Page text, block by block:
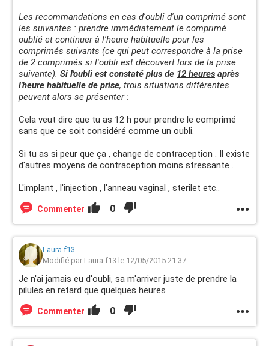
Les recommandations en cas d'oubli d'un comprimé sont
les suivantes : prendre immédiatement le comprimé
oublié et continuer à l'heure habituelle pour les
comprimés suivants (ce qui peut correspondre à la prise
de 2 comprimés si l'oubli est découvert lors de la prise
suivante). Si l'oubli est constaté plus de 12 heures après
l'heure habituelle de prise, trois situations différentes
peuvent alors se présenter :
Cela veut dire que tu as 12 h pour prendre le comprimé
sans que ce soit considéré comme un oubli.
Si tu as si peur que ça , change de contraception . Il existe
d'autres moyens de contraception moins stressante .
L'implant , l'injection , l'anneau vaginal , sterilet etc..
Commenter 0
Laura.f13
Modifié par Laura.f13 le 12/05/2015 21:37
Je n'ai jamais eu d'oubli, sa m'arriver juste de prendre la
pilules en retard que quelques heures ..
Commenter 0